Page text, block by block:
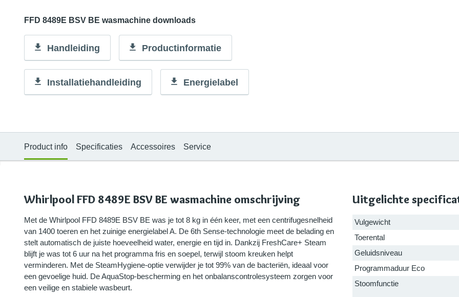
FFD 8489E BSV BE wasmachine downloads
Handleiding Productinformatie
Installatiehandleiding Energielabel
Product info Specificaties Accessoires Service
Whirlpool FFD 8489E BSV BE wasmachine omschrijving
Met de Whirlpool FFD 8489E BSV BE was je tot 8 kg in één keer, met een centrifugesnelheid
van 1400 toeren en het zuinige energielabel A. De 6th Sense-technologie meet de belading en
stelt automatisch de juiste hoeveelheid water, energie en tijd in. Dankzij FreshCare+ Steam
blijft je was tot 6 uur na het programma fris en soepel, terwijl stoom kreuken helpt
verminderen. Met de SteamHygiene-optie verwijder je tot 99% van de bacteriën, ideaal voor
een gevoelige huid. De AquaStop-bescherming en het onbalanscontrolesysteem zorgen voor
een veilige en stabiele wasbeurt.
Uitgelichte
Vulgewicht
Toerental
Geluidsniveau
Programmaduur Eco
Stoomfunctie